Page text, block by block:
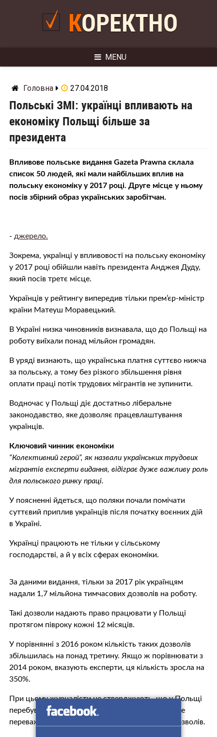
КОРЕКТНО
MENU
Головна 27.04.2018
Польські ЗМІ: українці впливають на
економіку Польщі більше за
президента
Впливове польське видання Gazeta Prawna склала
список 50 людей, які мали найбільших вплив на
польську економіку у 2017 році. Друге місце у ньому
посів збірний образ українських заробітчан.
- джерело.
Зокрема, українці у впливовості на польську економіку
у 2017 році обійшли навіть президента Анджея Дуду,
який посів третє місце.
Українців у рейтингу випередив тільки прем’єр-міністр
країни Матеуш Моравецький.
В Україні низка чиновників визнавала, що до Польщі на
роботу виїхали понад мільйон громадян.
В уряді визнають, що українська платня суттєво нижча
за польську, а тому без різкого збільшення рівня
оплати праці потік трудових мігрантів не зупинити.
Водночас у Польщі діє достатньо ліберальне
законодавство, яке дозволяє працевлаштування
українців.
Ключовий чинник економіки
“Колективний герой”, як назвали українських трудових
мігрантів експерти видання, відіграє дуже важливу роль
для польського ринку праці.
У поясненні йдеться, що поляки почали помічати
суттєвий приплив українців після початку воєнних дій
в Україні.
Українці працюють не тільки у сільському
господарстві, а й у всіх сферах економіки.
За даними видання, тільки за 2017 рік українцям
надали 1,7 мільйона тимчасових дозволів на роботу.
Такі дозволи надають право працювати у Польщі
протягом півроку кожні 12 місяців.
У порівнянні з 2016 роком кількість таких дозволів
збільшилась на понад третину. Якщо ж порівнювати з
2014 роком, вказують експерти, ця кількість зросла на
350%.
При цьому журналісти не стверджують, що у Польщі
перебуває 1,7 мільйона трудових мігрантів, адже
переважно кожний українець отримує кілька дозволів.